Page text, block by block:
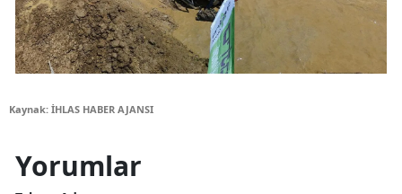
Kaynak: İHLAS HABER AJANSI
Yorumlar